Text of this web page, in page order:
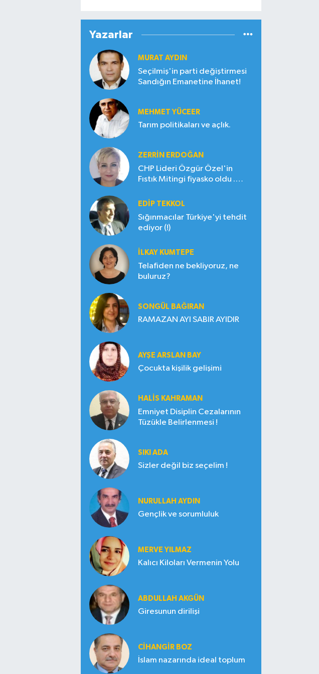
Yazarlar
MURAT AYDIN
Seçilmiş'in parti değiştirmesi
Sandığın Emanetine İhanet!
MEHMET YÜCEER
Tarım politikaları ve açlık.
ZERRIN ERDOĞAN
CHP Lideri Özgür Özel'in
Fıstık Mitingi fiyasko oldu .
EDIP TEKKOL
Sığınmacılar Türkiye'yi tehdit
ediyor (!)
İLKAY KUMTEPE
Telafiden ne bekliyoruz, ne
buluruz?
SONGÜL BAĞIRAN
RAMAZAN AYI SABIR AYIDIR
AYŞE ARSLAN BAY
Çocukta kişilik gelişimi
HALIS KAHRAMAN
Emniyet Disiplin Cezalarının
Tüzükle Belirlenmesi !
SIKI ADA
Sizler değil biz seçelim !
NURULLAH AYDIN
Gençlik ve sorumluluk
MERVE YILMAZ
Kalıcı Kiloları Vermenin Yolu
ABDULLAH AKGÜN
Giresunun dirilişi
CIHANGIR BOZ
İslam nazarında ideal toplum